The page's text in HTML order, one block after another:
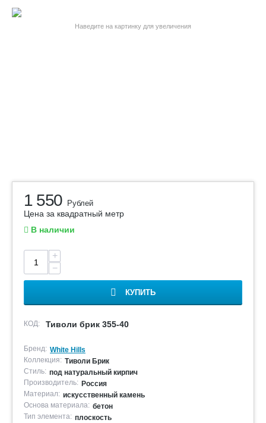
Наведите на картинку для увеличения
1 550 Рублей
Цена за квадратный метр
В наличии
+
−
КУПИТЬ
КОД: Тиволи брик 355-40
Бренд: White Hills
Коллекция: Тиволи Брик
Стиль: под натуральный кирпич
Производитель: Россия
Материал: искусственный камень
Основа материала: бетон
Тип элемента: плоскость